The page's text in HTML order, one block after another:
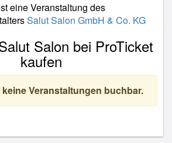
eine Veranstaltung des
Salut Salon GmbH & Co. KG
Salon bei ProTicket
kaufen
Veranstaltungen buchbar.